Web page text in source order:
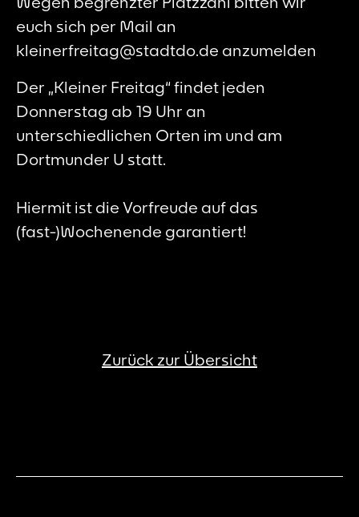
euch sich per Mail an
kleinerfreitag@stadtdo.de anzumelden
Der „Kleiner Freitag“ findet jeden
Donnerstag ab 19 Uhr an
unterschiedlichen Orten im und am
Dortmunder U statt.
Hiermit ist die Vorfreude auf das
(fast-)Wochenende garantiert!
Zurück zur Übersicht